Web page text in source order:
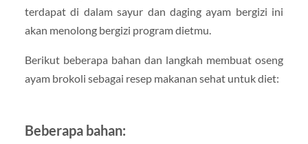
terdapat di dalam sayur dan daging ayam bergizi ini
akan menolong bergizi program dietmu.
Berikut beberapa bahan dan langkah membuat oseng
ayam brokoli sebagai resep makanan sehat untuk diet:
Beberapa bahan: